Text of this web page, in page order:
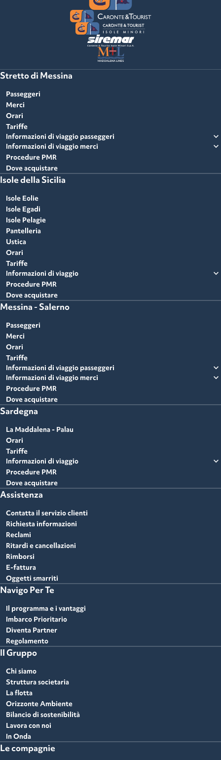
Stretto di Messina
Passeggeri
Merci
Orari
Tariffe
Informazioni di viaggio passeggeri
expand_more
Informazioni di viaggio merci expand_more
Procedure PMR
Dove acquistare
Isole della Sicilia
Isole Eolie
Isole Egadi
Isole Pelagie
Pantelleria
Ustica
Orari
Tariffe
Informazioni di viaggio
expand_more
Procedure PMR
Dove acquistare
Messina - Salerno
Passeggeri
Merci
Orari
Tariffe
Informazioni di viaggio passeggeri
expand_more
Informazioni di viaggio merci expand_more
Procedure PMR
Dove acquistare
Sardegna
La Maddalena - Palau
Orari
Tariffe
Informazioni di viaggio
expand_more
Procedure PMR
Dove acquistare
Assistenza
Contatta il servizio clienti
Richiesta informazioni
Reclami
Ritardi e cancellazioni
Rimborsi
E-fattura
Oggetti smarriti
Navigo Per Te
Il programma e i vantaggi
Imbarco Prioritario
Diventa Partner
Regolamento
Il Gruppo
Chi siamo
Struttura societaria
La flotta
Orizzonte Ambiente
Bilancio di sostenibilità
Lavora con noi
In Onda
Le compagnie